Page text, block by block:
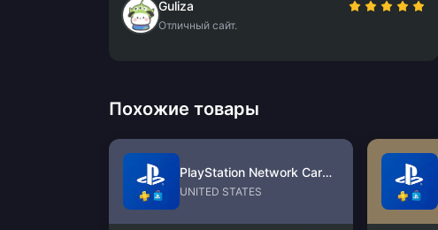
Guliza
Отличный сайт.
Похожие товары
PlayStation Network Card (US)
UNITED STATES